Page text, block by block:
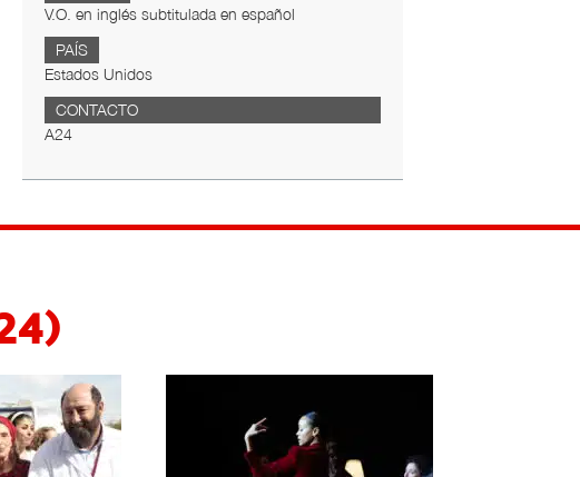
V.O. en inglés subtitulada en español
PAÍS
Estados Unidos
CONTACTO
A24